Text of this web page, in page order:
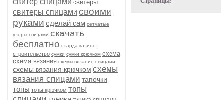
свитер спицами свитеры
свитеры спицами своими
руками сделай сам сетчатые
узоры спицами скачать
бесплатно старда казино
строительство сумки сумки крючком схема
схема вязания схемы вязание спицами
схемы вязания крючком схемы
вязания спицами тапочки
топы топы крючком топы